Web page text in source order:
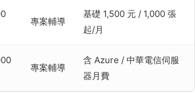
專案輔導
基礎 1,500 元 / 1,000 張
起/月
專案輔導
含 Azure / 中華電信伺服
器月費